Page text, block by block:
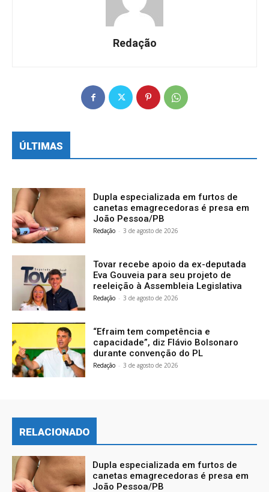
Redação
ÚLTIMAS
Dupla especializada em furtos de
canetas emagrecedoras é presa em
João Pessoa/PB
Redação - 3 de agosto de 2026
Tovar recebe apoio da ex-deputada
Eva Gouveia para seu projeto de
reeleição à Assembleia Legislativa
Redação - 3 de agosto de 2026
“Efraim tem competência e
capacidade”, diz Flávio Bolsonaro
durante convenção do PL
Redação - 3 de agosto de 2026
RELACIONADO
Dupla especializada em furtos de
canetas emagrecedoras é presa em
João Pessoa/PB